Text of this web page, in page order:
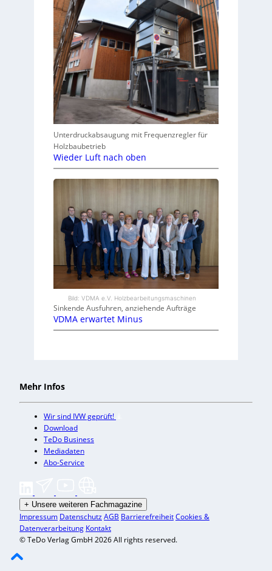
Unterdruckabsaugung mit Frequenzregler für
Holzbaubetrieb
Wieder Luft nach oben
Bild: VDMA e.V. Holzbearbeitungsmaschinen
Sinkende Ausfuhren, anziehende Aufträge
VDMA erwartet Minus
Mehr Infos
Wir sind IVW geprüft!
Download
TeDo Business
Mediadaten
Abo-Service
+ Unsere weiteren Fachmagazine
Impressum DatenschutzAGB BarrierefreiheitCookies &
Datenverarbeitung Kontakt
© TeDo Verlag GmbH 2026 All rights reserved.